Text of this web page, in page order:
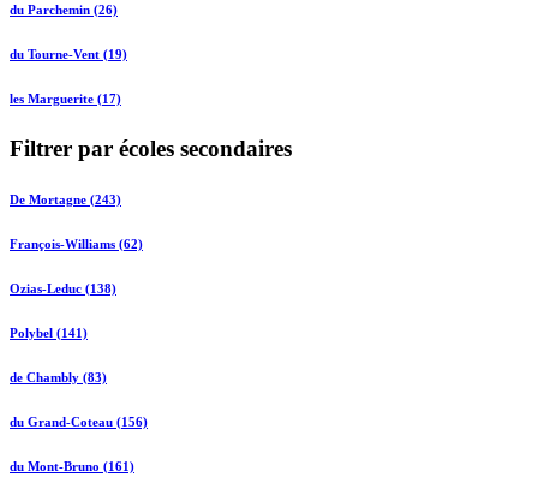
du Parchemin (26)
du Tourne-Vent (19)
les Marguerite (17)
Filtrer par écoles secondaires
De Mortagne (243)
François-Williams (62)
Ozias-Leduc (138)
Polybel (141)
de Chambly (83)
du Grand-Coteau (156)
du Mont-Bruno (161)